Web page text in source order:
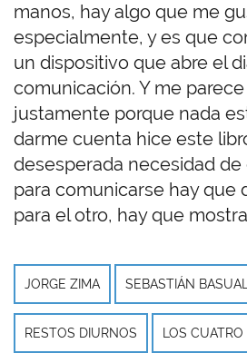
manos, hay algo que me
especialmente, y es que
un dispositivo que abre el
comunicación. Y me
justamente porque nada
darme cuenta hice este
desesperada necesidad de
para comunicarse hay que
para el otro, hay que
JORGE ZIMA SEBASTIÁN
RESTOS DIURNOS LOS